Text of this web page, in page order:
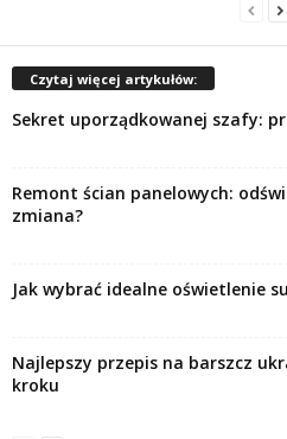
Czytaj więcej artykułów:
Sekret uporządkowanej szafy:
Remont ścian panelowych:
zmiana?
Jak wybrać idealne oświetlenie
Najlepszy przepis na barszcz
kroku